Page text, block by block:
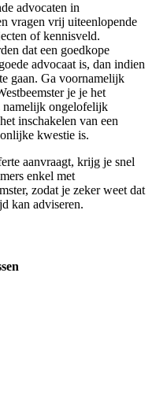
advocaten in
vragen vrij uiteenlopende
of kennisveld.
dat een goedkope
advocaat is, dan indien
gaan. Ga voornamelijk
je je het
namelijk ongelofelijk
inschakelen van een
kwestie is.
aanvraagt, krijg je snel
enkel met
zodat je zeker weet dat
kan adviseren.